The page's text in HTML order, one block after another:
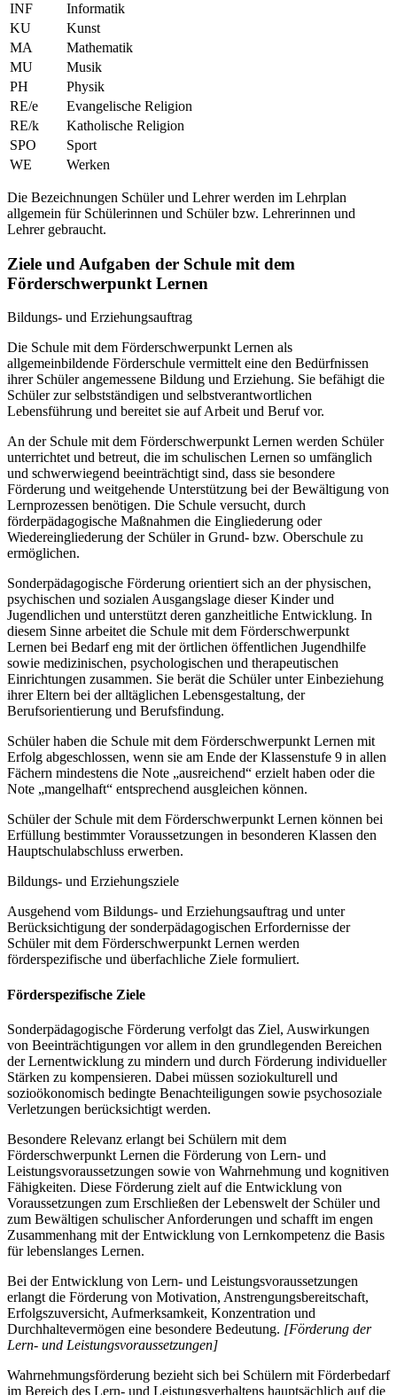
INF
Informatik
KU
Kunst
MA
Mathematik
MU
Musik
PH
Physik
RE/e
Evangelische Religion
RE/k
Katholische Religion
SPO
Sport
WE
Werken
Die Bezeichnungen Schüler und Lehrer werden im Lehrplan
allgemein für Schülerinnen und Schüler bzw. Lehrerinnen und
Lehrer gebraucht.
Ziele und Aufgaben der Schule mit dem
Förderschwerpunkt Lernen
Bildungs- und Erziehungsauftrag
Die Schule mit dem Förderschwerpunkt Lernen als
allgemeinbildende Förderschule vermittelt eine den Bedürfnissen
ihrer Schüler angemessene Bildung und Erziehung. Sie befähigt die
Schüler zur selbstständigen und selbstverantwortlichen
Lebensführung und bereitet sie auf Arbeit und Beruf vor.
An der Schule mit dem Förderschwerpunkt Lernen werden Schüler
unterrichtet und betreut, die im schulischen Lernen so umfänglich
und schwerwiegend beeinträchtigt sind, dass sie besondere
Förderung und weitgehende Unterstützung bei der Bewältigung von
Lernprozessen benötigen. Die Schule versucht, durch
förderpädagogische Maßnahmen die Eingliederung oder
Wiedereingliederung der Schüler in Grund- bzw. Oberschule zu
ermöglichen.
Sonderpädagogische Förderung orientiert sich an der physischen,
psychischen und sozialen Ausgangslage dieser Kinder und
Jugendlichen und unterstützt deren ganzheitliche Entwicklung. In
diesem Sinne arbeitet die Schule mit dem Förderschwerpunkt
Lernen bei Bedarf eng mit der örtlichen öffentlichen Jugendhilfe
sowie medizinischen, psychologischen und therapeutischen
Einrichtungen zusammen. Sie berät die Schüler unter Einbeziehung
ihrer Eltern bei der alltäglichen Lebensgestaltung, der
Berufsorientierung und Berufsfindung.
Schüler haben die Schule mit dem Förderschwerpunkt Lernen mit
Erfolg abgeschlossen, wenn sie am Ende der Klassenstufe 9 in allen
Fächern mindestens die Note „ausreichend“ erzielt haben oder die
Note „mangelhaft“ entsprechend ausgleichen können.
Schüler der Schule mit dem Förderschwerpunkt Lernen können bei
Erfüllung bestimmter Voraussetzungen in besonderen Klassen den
Hauptschulabschluss erwerben.
Bildungs- und Erziehungsziele
Ausgehend vom Bildungs- und Erziehungsauftrag und unter
Berücksichtigung der sonderpädagogischen Erfordernisse der
Schüler mit dem Förderschwerpunkt Lernen werden
förderspezifische und überfachliche Ziele formuliert.
Förderspezifische Ziele
Sonderpädagogische Förderung verfolgt das Ziel, Auswirkungen
von Beeinträchtigungen vor allem in den grundlegenden Bereichen
der Lernentwicklung zu mindern und durch Förderung individueller
Stärken zu kompensieren. Dabei müssen soziokulturell und
sozioökonomisch bedingte Benachteiligungen sowie psychosoziale
Verletzungen berücksichtigt werden.
Besondere Relevanz erlangt bei Schülern mit dem
Förderschwerpunkt Lernen die Förderung von Lern- und
Leistungsvoraussetzungen sowie von Wahrnehmung und kognitiven
Fähigkeiten. Diese Förderung zielt auf die Entwicklung von
Voraussetzungen zum Erschließen der Lebenswelt der Schüler und
zum Bewältigen schulischer Anforderungen und schafft im engen
Zusammenhang mit der Entwicklung von Lernkompetenz die Basis
für lebenslanges Lernen.
Bei der Entwicklung von Lern- und Leistungsvoraussetzungen
erlangt die Förderung von Motivation, Anstrengungsbereitschaft,
Erfolgszuversicht, Aufmerksamkeit, Konzentration und
Durchhaltevermögen eine besondere Bedeutung. [Förderung der
Lern- und Leistungsvoraussetzungen]
Wahrnehmungsförderung bezieht sich bei Schülern mit Förderbedarf
im Bereich des Lern- und Leistungsverhaltens hauptsächlich auf die